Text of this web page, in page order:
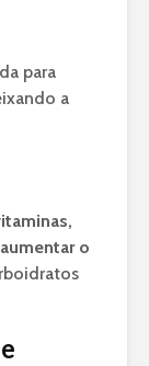
para
a
aumentar o